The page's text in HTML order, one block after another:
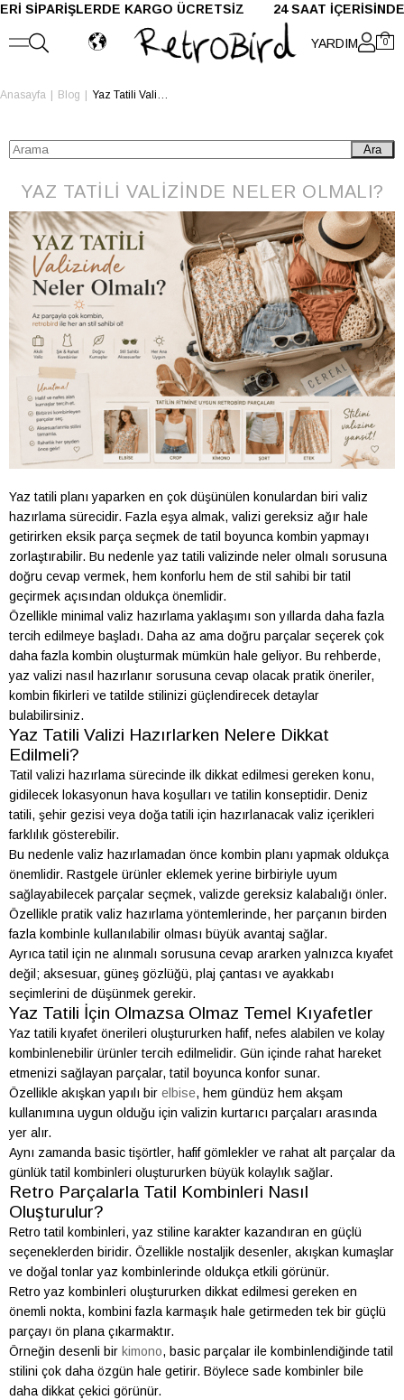
KARGO ÜCRETSİZ 24 SAAT İÇERİSİNDE
YARDIM 0
Anasayfa Blog Yaz Tatili Valizinde Neler Olmalı?
Ara
YAZ TATILI VALIZINDE NELER OLMALI?
Yaz tatili planı yaparken en çok düşünülen konulardan biri valiz
hazırlama sürecidir. Fazla eşya almak, valizi gereksiz ağır hale
getirirken eksik parça seçmek de tatil boyunca kombin yapmayı
zorlaştırabilir. Bu nedenle yaz tatili valizinde neler olmalı sorusuna
doğru cevap vermek, hem konforlu hem de stil sahibi bir tatil
geçirmek açısından oldukça önemlidir.
Özellikle minimal valiz hazırlama yaklaşımı son yıllarda daha fazla
tercih edilmeye başladı. Daha az ama doğru parçalar seçerek çok
daha fazla kombin oluşturmak mümkün hale geliyor. Bu rehberde,
yaz valizi nasıl hazırlanır sorusuna cevap olacak pratik öneriler,
kombin fikirleri ve tatilde stilinizi güçlendirecek detaylar
bulabilirsiniz.
Yaz Tatili Valizi Hazırlarken Nelere Dikkat
Edilmeli?
Tatil valizi hazırlama sürecinde ilk dikkat edilmesi gereken konu,
gidilecek lokasyonun hava koşulları ve tatilin konseptidir. Deniz
tatili, şehir gezisi veya doğa tatili için hazırlanacak valiz içerikleri
farklılık gösterebilir.
Bu nedenle valiz hazırlamadan önce kombin planı yapmak oldukça
önemlidir. Rastgele ürünler eklemek yerine birbiriyle uyum
sağlayabilecek parçalar seçmek, valizde gereksiz kalabalığı önler.
Özellikle pratik valiz hazırlama yöntemlerinde, her parçanın birden
fazla kombinle kullanılabilir olması büyük avantaj sağlar.
Ayrıca tatil için ne alınmalı sorusuna cevap ararken yalnızca kıyafet
değil; aksesuar, güneş gözlüğü, plaj çantası ve ayakkabı
seçimlerini de düşünmek gerekir.
Yaz Tatili İçin Olmazsa Olmaz Temel Kıyafetler
Yaz tatili kıyafet önerileri oluştururken hafif, nefes alabilen ve kolay
kombinlenebilir ürünler tercih edilmelidir. Gün içinde rahat hareket
etmenizi sağlayan parçalar, tatil boyunca konfor sunar.
Özellikle akışkan yapılı bir elbise, hem gündüz hem akşam
kullanımına uygun olduğu için valizin kurtarıcı parçaları arasında
yer alır.
Aynı zamanda basic tişörtler, hafif gömlekler ve rahat alt parçalar da
günlük tatil kombinleri oluştururken büyük kolaylık sağlar.
Retro Parçalarla Tatil Kombinleri Nasıl
Oluşturulur?
Retro tatil kombinleri, yaz stiline karakter kazandıran en güçlü
seçeneklerden biridir. Özellikle nostaljik desenler, akışkan kumaşlar
ve doğal tonlar yaz kombinlerinde oldukça etkili görünür.
Retro yaz kombinleri oluştururken dikkat edilmesi gereken en
önemli nokta, kombini fazla karmaşık hale getirmeden tek bir güçlü
parçayı ön plana çıkarmaktır.
Örneğin desenli bir kimono, basic parçalar ile kombinlendiğinde tatil
stilini çok daha özgün hale getirir. Böylece sade kombinler bile
daha dikkat çekici görünür.